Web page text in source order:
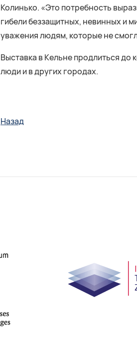
Колинько. «Это потребность
гибели беззащитных, невинных и
уважения людям, которые не
Выставка в Кельне продлиться до
люди и в других городах.
Назад